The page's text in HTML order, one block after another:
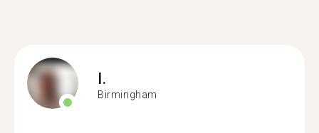
I.
Birmingham